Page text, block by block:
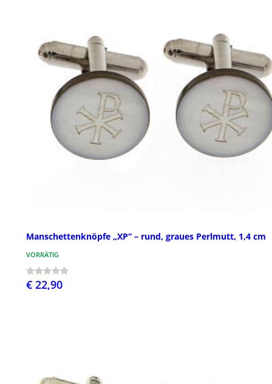
Manschettenknöpfe „XP“ – rund, graues Perlmutt, 1,4 cm
VORRÄTIG
€ 22,90